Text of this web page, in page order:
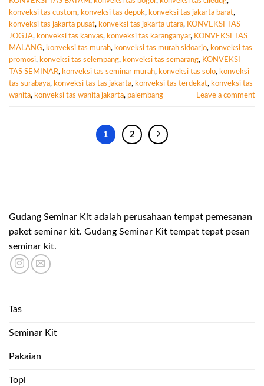
konveksi tas custom, konveksi tas depok, konveksi tas jakarta barat,
konveksi tas jakarta pusat, konveksi tas jakarta utara, KONVEKSI TAS
JOGJA, konveksi tas kanvas, konveksi tas karanganyar, KONVEKSI TAS
MALANG, konveksi tas murah, konveksi tas murah sidoarjo, konveksi tas
promosi, konveksi tas selempang, konveksi tas semarang, KONVEKSI
TAS SEMINAR, konveksi tas seminar murah, konveksi tas solo, konveksi
tas surabaya, konveksi tas tas jakarta, konveksi tas terdekat, konveksi tas
wanita, konveksi tas wanita jakarta, palembang Leave a comment
1 2
Gudang Seminar Kit adalah perusahaan tempat pemesanan
paket seminar kit. Gudang Seminar Kit tempat tepat pesan
seminar kit.
Tas
Seminar Kit
Pakaian
Topi